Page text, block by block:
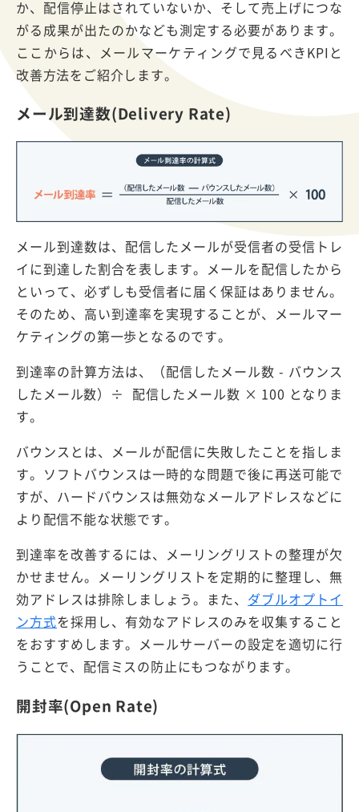
か、配信停止はされていないか、そして売上げにつな
がる成果が出たのかなども測定する必要があります。
ここからは、メールマーケティングで見るべきKPIと
改善方法をご紹介します。
メール到達数(Delivery Rate)
メール到達数は、配信したメールが受信者の受信トレ
イに到達した割合を表します。メールを配信したから
といって、必ずしも受信者に届く保証はありません。
そのため、高い到達率を実現することが、メールマー
ケティングの第一歩となるのです。
到達率の計算方法は、（配信したメール数 - バウンス
したメール数）÷ 配信したメール数 × 100 となりま
す。
バウンスとは、メールが配信に失敗したことを指しま
す。ソフトバウンスは一時的な問題で後に再送可能で
すが、ハードバウンスは無効なメールアドレスなどに
より配信不能な状態です。
到達率を改善するには、メーリングリストの整理が欠
かせません。メーリングリストを定期的に整理し、無
効アドレスは排除しましょう。また、 ダブルオプトイ
ン方式を採用し、有効なアドレスのみを収集すること
をおすすめします。メールサーバーの設定を適切に行
うことで、配信ミスの防止にもつながります。
開封率(Open Rate)